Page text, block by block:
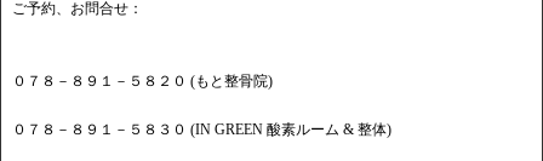
ご予約、お問合せ：
０７８－８９１－５８２０ (もと整骨院)
０７８－８９１－５８３０ (IN GREEN 酸素ルーム & 整体)